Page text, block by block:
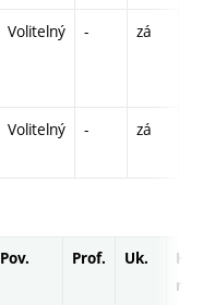
Volitelný - zá
Volitelný - zá
Pov. Prof. Uk.
Hod.